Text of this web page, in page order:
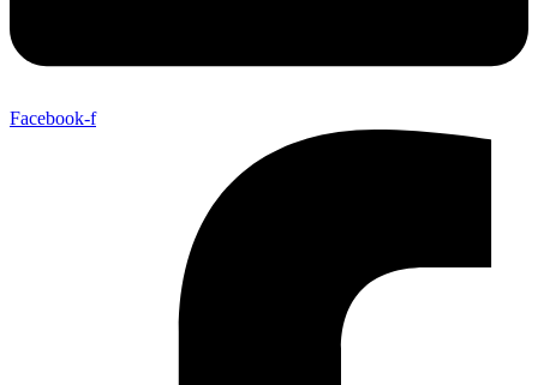
Facebook-f